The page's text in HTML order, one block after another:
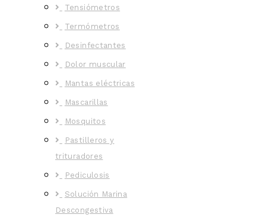
Tensiómetros
Termómetros
Desinfectantes
Dolor muscular
Mantas eléctricas
Mascarillas
Mosquitos
Pastilleros y
trituradores
Pediculosis
Solución Marina
Descongestiva